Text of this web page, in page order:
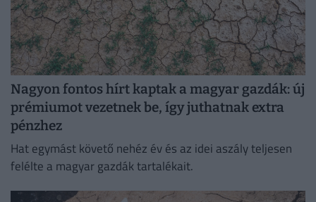
Nagyon fontos hírt kaptak a magyar gazdák: új
prémiumot vezetnek be, így juthatnak extra
pénzhez
Hat egymást követő nehéz év és az idei aszály teljesen
felélte a magyar gazdák tartalékait.